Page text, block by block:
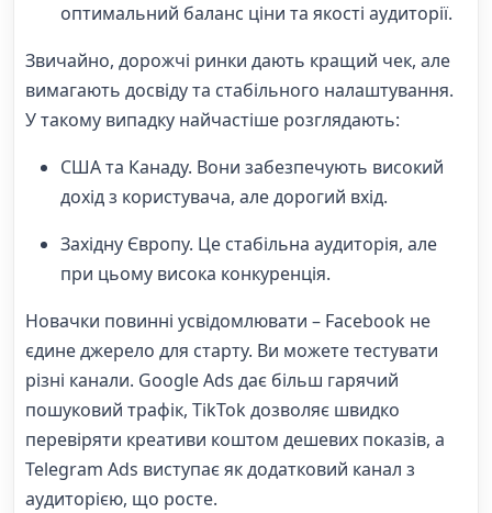
оптимальний баланс ціни та якості аудиторії.
Звичайно, дорожчі ринки дають кращий чек, але
вимагають досвіду та стабільного налаштування.
У такому випадку найчастіше розглядають:
США та Канаду. Вони забезпечують високий
дохід з користувача, але дорогий вхід.
Західну Європу. Це стабільна аудиторія, але
при цьому висока конкуренція.
Новачки повинні усвідомлювати – Facebook не
єдине джерело для старту. Ви можете тестувати
різні канали. Google Ads дає більш гарячий
пошуковий трафік, TikTok дозволяє швидко
перевіряти креативи коштом дешевих показів, а
Telegram Ads виступає як додатковий канал з
аудиторією, що росте.